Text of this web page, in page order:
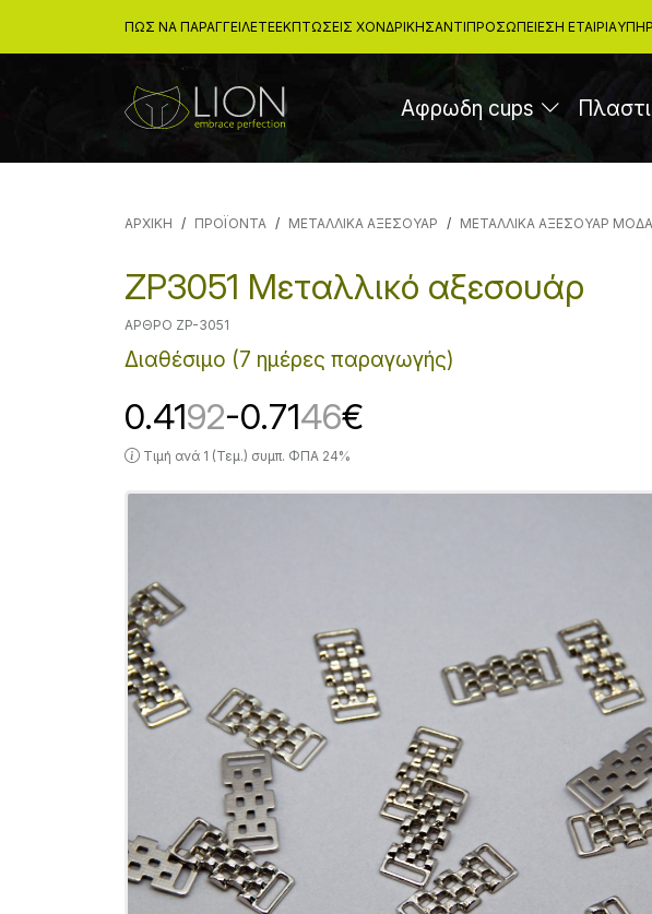
ΠΩΣ ΝΑ ΠΑΡΑΓΓΕΙΛΕΤΕΕΚΠΤΏΣΕΙΣ ΧΟΝΔΡΙΚΉΣΑΝΤΙΠΡΟΣΩΠΕΊΕΣΗ ΕΤΑΙΡΙΑ
Αφρωδη cups
ΑΡΧΙΚΉ ΠΡΟΪΟΝΤΑ ΜΕΤΑΛΛΙΚΑ ΑΞΕΣΟΥΑΡ ΜΕΤΑΛΛΙΚΑ ΑΞΕΣΟΥΑΡ
ZP3051 Μεταλλικό αξεσουάρ
ΆΡΘΡΟ ZP-3051
Διαθέσιμο (7 ημέρες παραγωγής)
0.4192-0.7146€
Τιμή ανά 1 (Τεμ.) συμπ. ΦΠΑ 24%